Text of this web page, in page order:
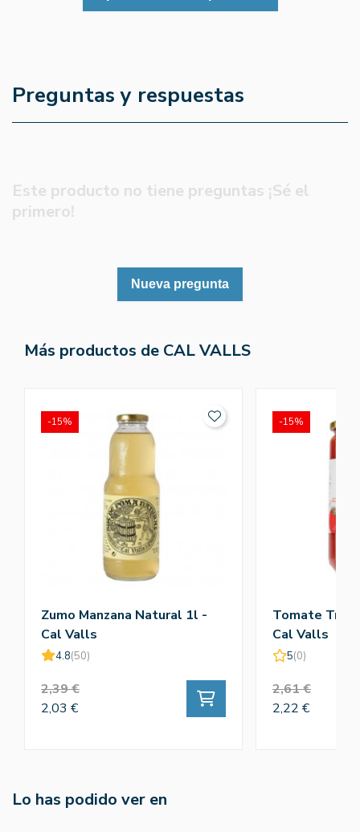
Preguntas y respuestas
Este producto no tiene preguntas ¡Sé el
primero!
Nueva pregunta
Más productos de CAL VALLS
Zumo Manzana Natural 1l -
Cal Valls
4.8(50)
2,39 €
2,03 €
-15%
Tomate
Cal Valls
5(0)
2,61 €
2,22 €
-15%
Lo has podido ver en